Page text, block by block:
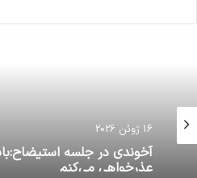
16 ژوئن 2026
آخوندی در جلسه
عذرخواهی می‌کنم